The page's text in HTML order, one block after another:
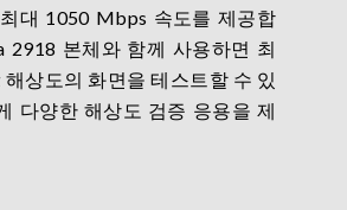
대 1050 Mbps 속도를 제공합
2918 본체와 함께 사용하면 최
상도의 화면을 테스트할 수 있
다양한 해상도 검증 응용을 제